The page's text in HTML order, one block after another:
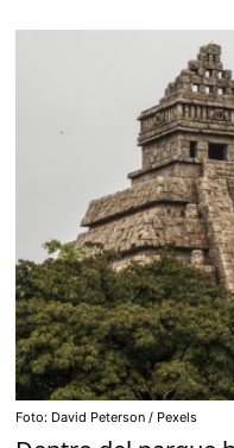
Foto: David Peterson / Pexels